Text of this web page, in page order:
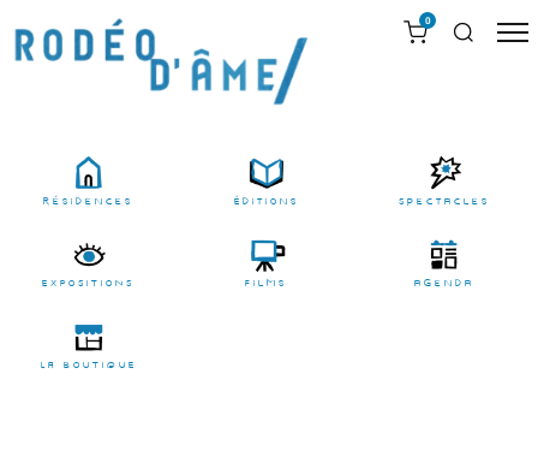
0
résidences Éditions Spectacles
EXPOSITIONS films agenda
LA BOUTIQUE